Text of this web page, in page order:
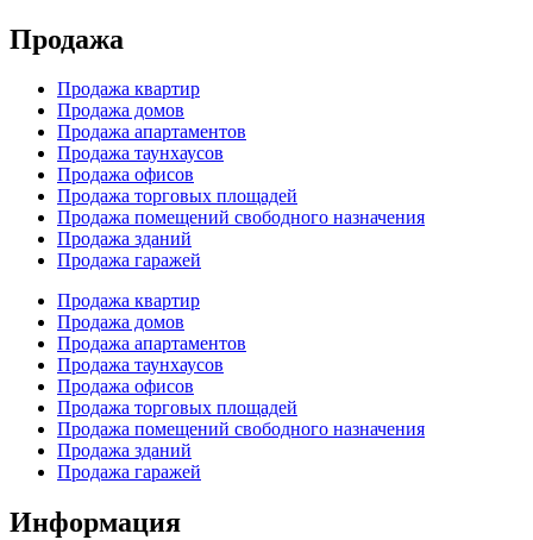
Продажа
Продажа квартир
Продажа домов
Продажа апартаментов
Продажа таунхаусов
Продажа офисов
Продажа торговых площадей
Продажа помещений свободного назначения
Продажа зданий
Продажа гаражей
Продажа квартир
Продажа домов
Продажа апартаментов
Продажа таунхаусов
Продажа офисов
Продажа торговых площадей
Продажа помещений свободного назначения
Продажа зданий
Продажа гаражей
Информация